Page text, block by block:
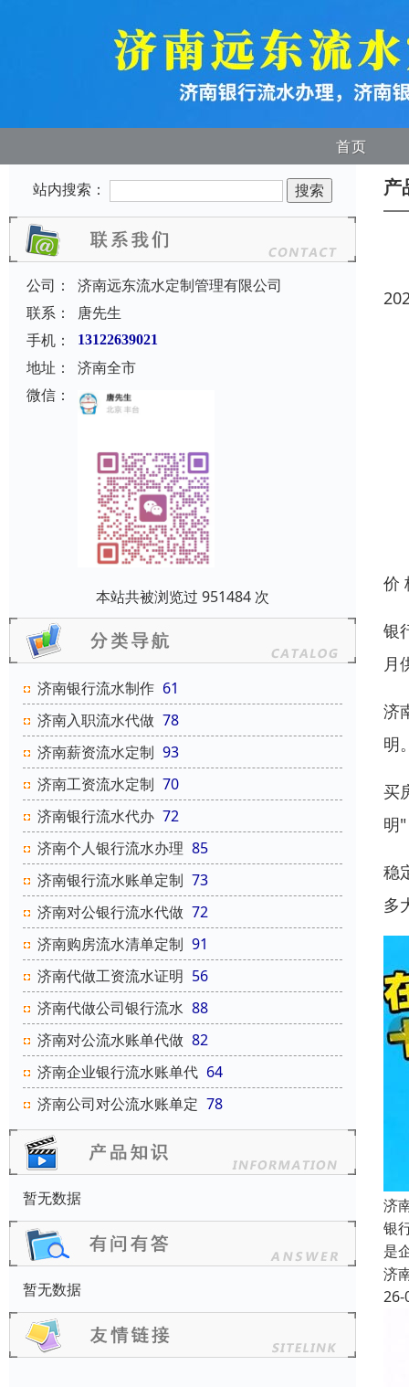
首页
站内搜索：
公司：
济南远东流水定制管理有限公司
联系：
唐先生
手机：
13122639021
地址：
济南全市
微信：
本站共被浏览过 951484 次
济南银行流水制作 61
济南入职流水代做 78
济南薪资流水定制 93
济南工资流水定制 70
济南银行流水代办 72
济南个人银行流水办理 85
济南银行流水账单定制 73
济南对公银行流水代做 72
济南购房流水清单定制 91
济南代做工资流水证明 56
济南代做公司银行流水 88
济南对公流水账单代做 82
济南企业银行流水账单代 64
济南公司对公流水账单定 78
暂无数据
暂无数据
产
价
银
月
济
明
买
明
稳
多
济
银
是
济
26-